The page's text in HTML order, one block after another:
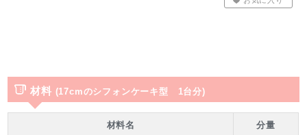
材料 (17cmのシフォンケーキ型 1台分)
材料名 分量